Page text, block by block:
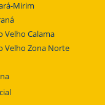
Mirim
Velho Calama
Velho Zona Norte